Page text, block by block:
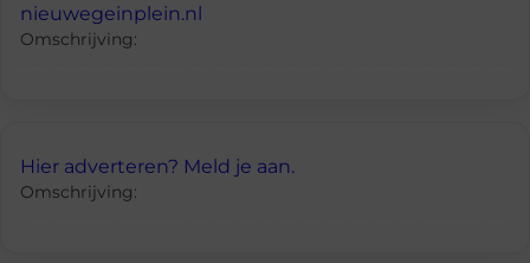
nieuwegeinplein.nl
Omschrijving:
Hier adverteren? Meld je aan.
Omschrijving: